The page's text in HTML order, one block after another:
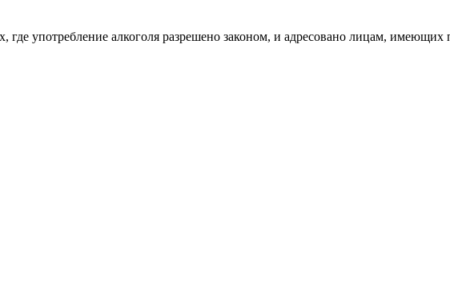
где употребление алкоголя разрешено законом, и адресовано лицам, имеющих